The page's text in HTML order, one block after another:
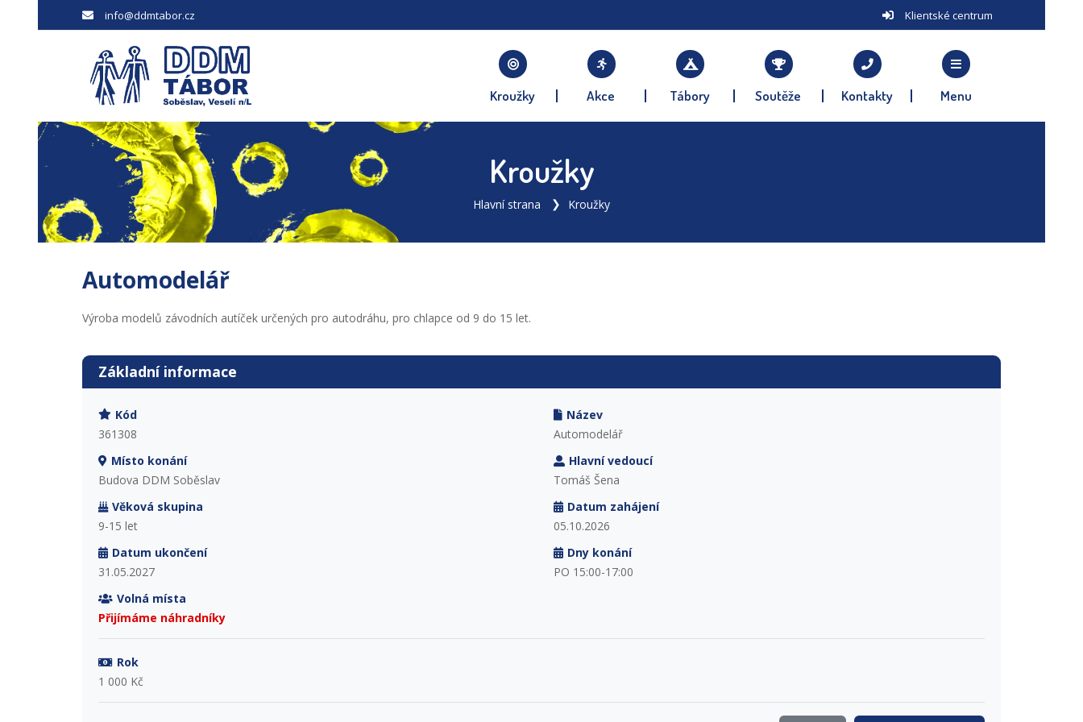
info@ddmtabor.cz Klientské centrum
Kroužky Akce Tábory Soutěže Kontakty Menu
Kroužky
Hlavní strana Kroužky
Automodelář
Výroba modelů závodních autíček určených pro autodráhu, pro chlapce od 9 do 15 let.
Základní informace
Kód
361308
Název
Automodelář
Místo konání
Budova DDM Soběslav
Hlavní vedoucí
Tomáš Šena
Věková skupina
9-15 let
Datum zahájení
05.10.2026
Datum ukončení
31.05.2027
Dny konání
PO 15:00-17:00
Volná místa
Přijímáme náhradníky
Rok
1 000 Kč